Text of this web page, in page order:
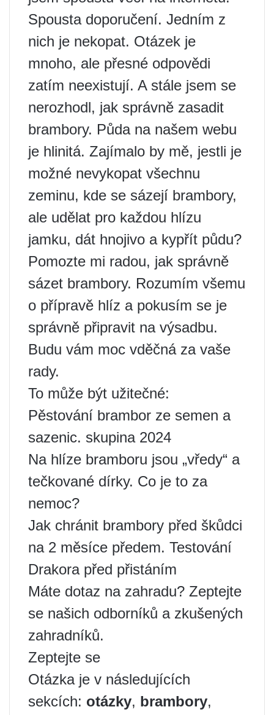
Spousta doporučení. Jedním z
nich je nekopat. Otázek je
mnoho, ale přesné odpovědi
zatím neexistují. A stále jsem se
nerozhodl, jak správně zasadit
brambory. Půda na našem webu
je hlinitá. Zajímalo by mě, jestli je
možné nevykopat všechnu
zeminu, kde se sázejí brambory,
ale udělat pro každou hlízu
jamku, dát hnojivo a kypřít půdu?
Pomozte mi radou, jak správně
sázet brambory. Rozumím všemu
o přípravě hlíz a pokusím se je
správně připravit na výsadbu.
Budu vám moc vděčná za vaše
rady.
To může být užitečné:
Pěstování brambor ze semen a
sazenic. skupina 2024
Na hlíze ​​bramboru jsou „vředy“ a
tečkované dírky. Co je to za
nemoc?
Jak chránit brambory před škůdci
na 2 měsíce předem. Testování
Drakora před přistáním
Máte dotaz na zahradu? Zeptejte
se našich odborníků a zkušených
zahradníků.
Zeptejte se
Otázka je v následujících
sekcích: otázky, brambory,